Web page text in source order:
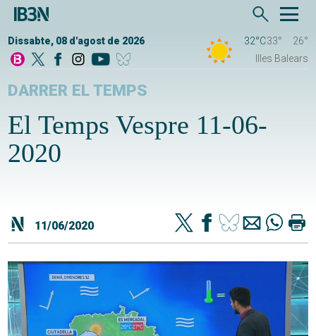
Dissabte, 08 d'agost de 2026 32°C33°
26°
Illes Balears
DARRER EL TEMPS
El Temps Vespre 11-06-
2020
11/06/2020